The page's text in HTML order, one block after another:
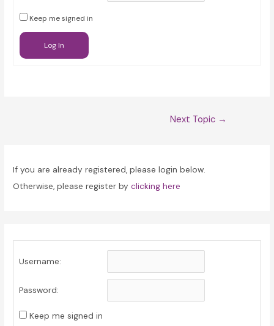
Keep me signed in
Log In
Next Topic →
If you are already registered, please login below.
Otherwise, please register byclicking here
Username:
Password:
Keep me signed in